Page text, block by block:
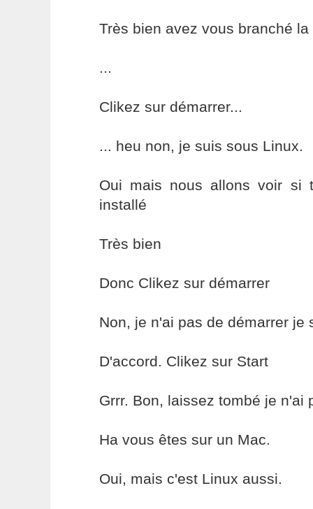
Très bien avez vous branché la
...
Clikez sur démarrer...
... heu non, je suis sous Linux.
Oui mais nous allons voir si
installé
Très bien
Donc Clikez sur démarrer
Non, je n'ai pas de démarrer je
D'accord. Clikez sur Start
Grrr. Bon, laissez tombé je n'ai
Ha vous êtes sur un Mac.
Oui, mais c'est Linux aussi.